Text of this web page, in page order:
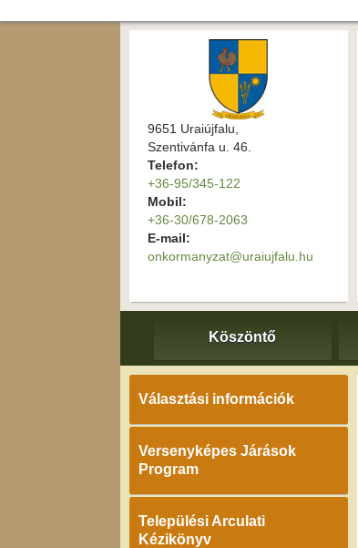
9651 Uraiújfalu,
Szentivánfa u. 46.
Telefon:
+36-95/345-122
Mobil:
+36-30/678-2063
E-mail:
onkormanyzat@uraiujfalu.hu
Köszöntő
Választási információk
Versenyképes Járások
Program
Települési Arculati
Kézikönyv